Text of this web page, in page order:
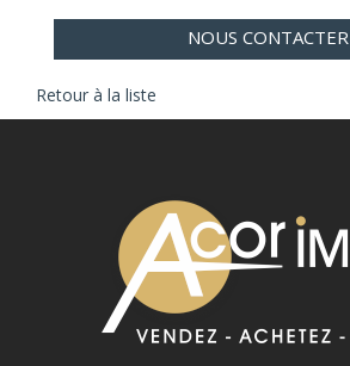
NOUS CONTACTER
Retour à la liste